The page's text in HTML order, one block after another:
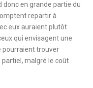
donc en grande partie du
repartir à
eux auraient plutôt
qui envisagent une
pourraient trouver
partiel, malgré le coût